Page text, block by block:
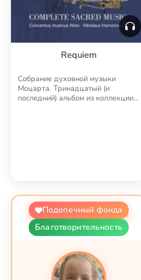
Requiem
Собрание духовной музыки
Моцарта. Тринадцатый (и
последний) альбом из коллекции
Подопечный фонда
Благотворительность